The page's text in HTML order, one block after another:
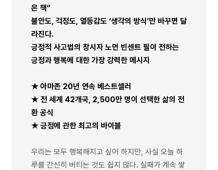
은 책”
불안도, 걱정도, 열등감도 ‘생각의 방식’만 바꾸면 달
라진다.
긍정적 사고법의 창시자 노먼 빈센트 필이 전하는
긍정과 행복에 대한 가장 강력한 메시지
★ 아마존 20년 연속 베스트셀러
★ 전 세계 42개국, 2,500만 명이 선택한 삶의 전
환 공식
★ 긍정에 관한 최고의 바이블
우리는 모두 행복해지고 싶어 하지만, 사실 오늘 하
루를 간신히 버티는 것도 쉽지 않다. 실패가 계속 쌓